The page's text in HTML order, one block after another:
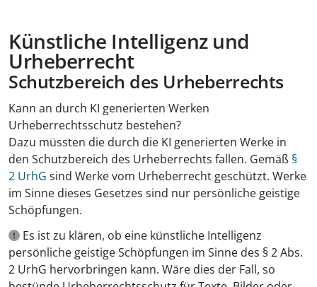
Künstliche Intelligenz und
Urheberrecht
Schutzbereich des Urheberrechts
Kann an durch KI generierten Werken
Urheberrechtsschutz bestehen?
Dazu müssten die durch die KI generierten Werke in
den Schutzbereich des Urheberrechts fallen. Gemäß §
2 UrhG sind Werke vom Urheberrecht geschützt. Werke
im Sinne dieses Gesetzes sind nur persönliche geistige
Schöpfungen.
Es ist zu klären, ob eine künstliche Intelligenz
persönliche geistige Schöpfungen im Sinne des § 2 Abs.
2 UrhG hervorbringen kann. Wäre dies der Fall, so